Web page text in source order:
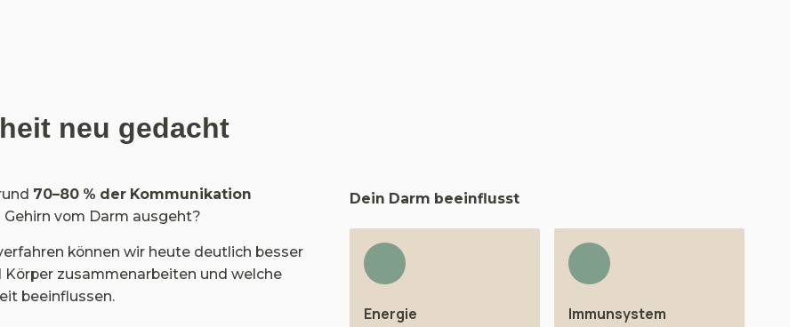
neu gedacht
70–80 % der Kommunikation
vom Darm ausgeht?
können wir heute deutlich besser
zusammenarbeiten und welche
beeinflussen.
Dein Darm beeinflusst
Energie Immunsystem